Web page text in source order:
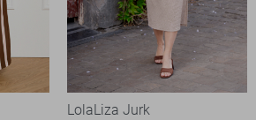
LolaLiza Jurk